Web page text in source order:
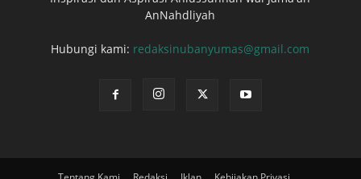
AnNahdliyah
Hubungi kami: redaksinubanyumas@gmail.com